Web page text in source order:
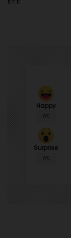
Happy
0%
Surprise
0%